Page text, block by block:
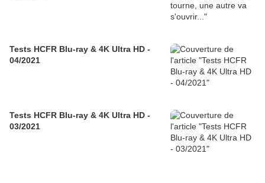
Tests HCFR Blu-ray & 4K Ultra HD -
04/2021
Tests HCFR Blu-ray & 4K Ultra HD -
03/2021